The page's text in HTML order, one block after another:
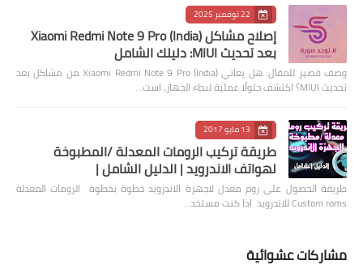
22 نوفمبر 2025
إصلاح مشاكل Xiaomi Redmi Note 9 Pro (India)
بعد تحديث MIUI: دليلك الشامل
وصف قصير للمقال: هل يعاني Xiaomi Redmi Note 9 Pro (India) من مشاكل بعد
تحديث MIUI؟ اكتشف حلولًا عملية لبطء الجهاز، است…
13 مايو 2017
طريقة تركيب الرومات المعدلة /المطبوخة
لهواتف الاندرويد | الدليل الشامل |
طريقة الحصول على روم معدل لاجهزة الاندرويد خطوة بخطوة الرومات المعدلة
Custom roms للاندرويد اذا كنت مستخد…
مشاركات عشوائية